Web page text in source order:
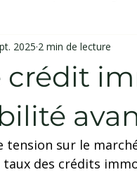
crédit
2025 2 min de lecture
tension sur le
taux des crédits